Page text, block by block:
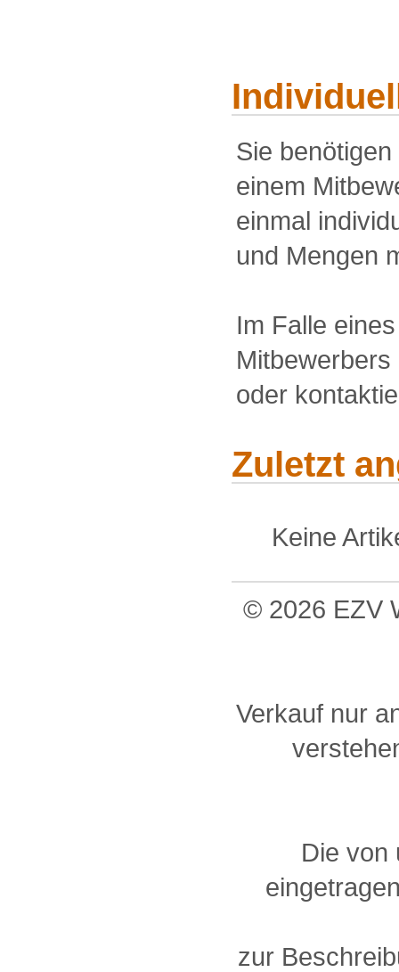
Sie
einem
einmal
und Mengen
Im Falle
oder
Zuletzt
Keine
© 2026 EZV
Verkauf nur
Die von
zur